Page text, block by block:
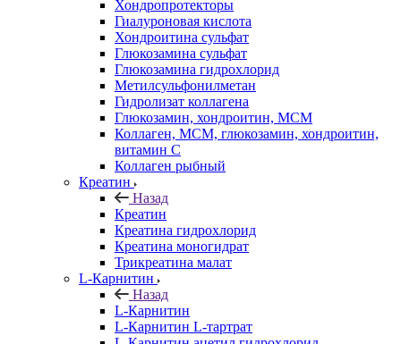
Хондропротекторы
Гиалуроновая кислота
Хондроитина сульфат
Глюкозамина сульфат
Глюкозамина гидрохлорид
Метилсульфонилметан
Гидролизат коллагена
Глюкозамин, хондроитин, МСМ
Коллаген, МСМ, глюкозамин, хондроитин,
витамин С
Коллаген рыбный
Креатин
Назад
Креатин
Креатина гидрохлорид
Креатина моногидрат
Трикреатина малат
L-Карнитин
Назад
L-Карнитин
L-Карнитин L-тартрат